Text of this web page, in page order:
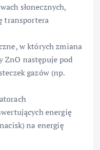
słonecznych,
transportera
w których zmiana
ZnO następuje pod
gazów (np.
energię
na energię